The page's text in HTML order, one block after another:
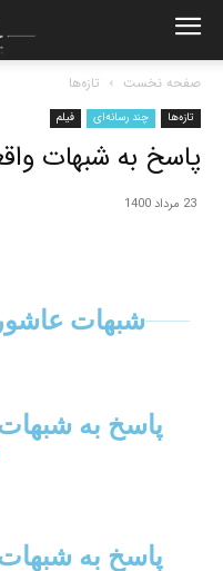
صفحه نخست تازه‌ها
تازه‌ها چند رسانه‌ای فیلم
پاسخ به شبهات
23 مرداد 1400
شبهات
پاسخ به
پاسخ به